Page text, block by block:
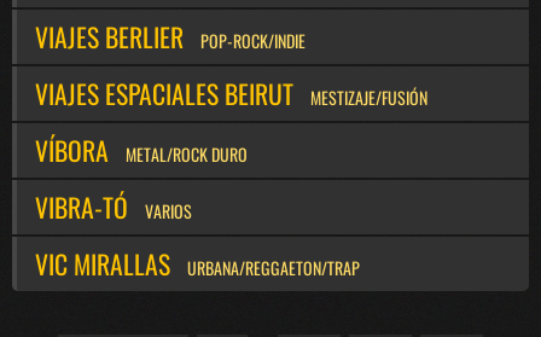
VIAJES BERLIER POP-ROCK/INDIE
VIAJES ESPACIALES BEIRUT MESTIZAJE/FUSIÓN
VÍBORA METAL/ROCK DURO
VIBRA-TÓ VARIOS
VIC MIRALLAS URBANA/REGGAETON/TRAP